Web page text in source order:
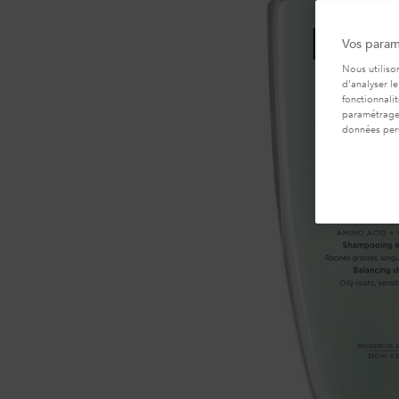
Vos
Nous
d’analyser
données